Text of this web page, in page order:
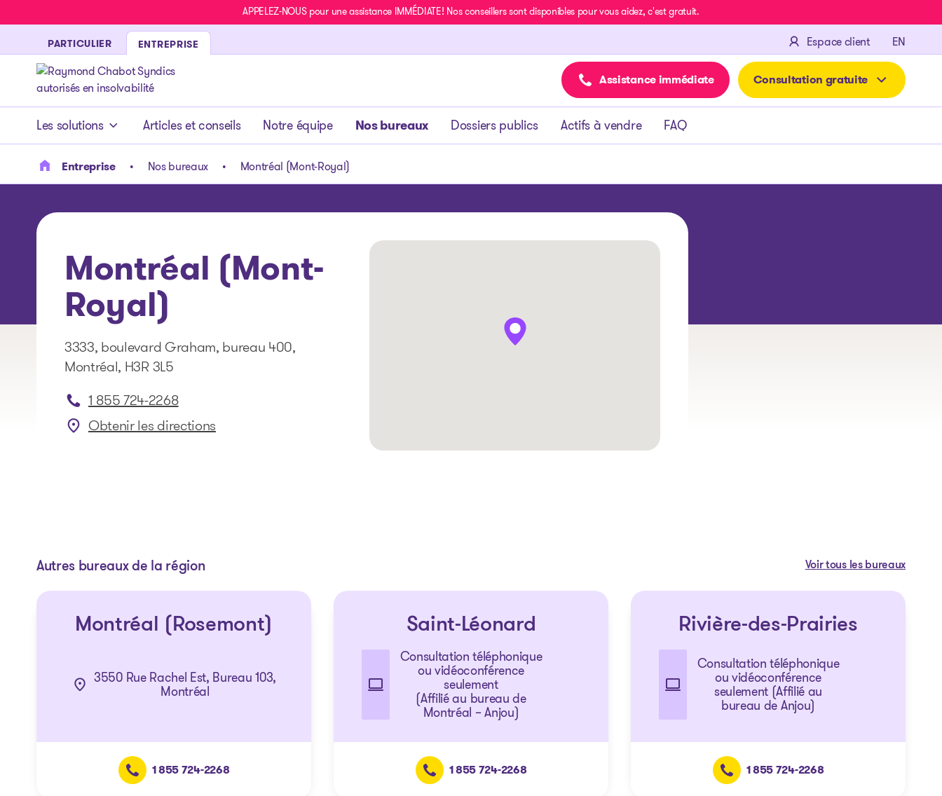
APPELEZ-NOUS pour une assistance IMMÉDIATE! Nos conseillers sont disponibles pour vous aidez, c'est gratuit.
PARTICULIER ENTREPRISE Espace client EN
- page d’accueil
Assistance immédiate Consultation gratuite
Les solutions Articles et conseils Notre équipe Nos bureaux Dossiers publics Actifs à vendre FAQ
Entreprise Nos bureaux Montréal (Mont-Royal)
Montréal (Mont-
Royal)
3333, boulevard Graham, bureau 400,
Montréal, H3R 3L5
1 855 724-2268
Obtenir les directions
: Montréal (Mont-Royal)
Autres bureaux de la région Voir tous les bureaux
Montréal (Rosemont)
3550 Rue Rachel Est, Bureau 103,
Montréal
1 855 724-2268
Saint-Léonard
Consultation téléphonique
ou vidéoconférence
seulement
(Affilié au bureau de
Montréal – Anjou)
1 855 724-2268
Rivière-des-Prairies
Consultation téléphonique
ou vidéoconférence
seulement (Affilié au
bureau de Anjou)
1 855 724-2268